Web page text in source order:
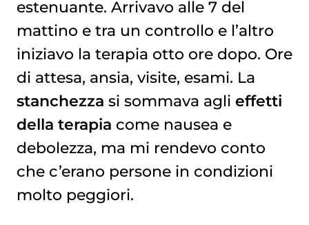
estenuante. Arrivavo alle 7 del
mattino e tra un controllo e l’altro
iniziavo la terapia otto ore dopo. Ore
di attesa, ansia, visite, esami. La
stanchezza si sommava agli effetti
della terapia come nausea e
debolezza, ma mi rendevo conto
che c’erano persone in condizioni
molto peggiori.